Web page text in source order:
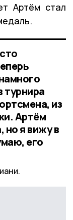
Артём стал
турнира
из
Артём
но я вижу в
его